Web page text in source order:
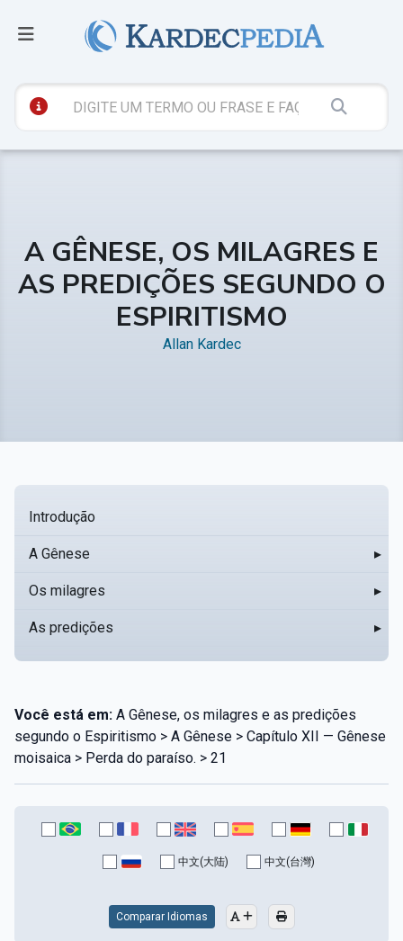
A GÊNESE, OS MILAGRES E
AS PREDIÇÕES SEGUNDO O
ESPIRITISMO
Allan Kardec
Introdução
A Gênese ▸
Os milagres ▸
As predições ▸
Você está em: A Gênese, os milagres e as predições
segundo o Espiritismo > A Gênese > Capítulo XII — Gênese
moisaica > Perda do paraíso. > 21
中文(大陆) 中文(台灣)
Comparar Idiomas